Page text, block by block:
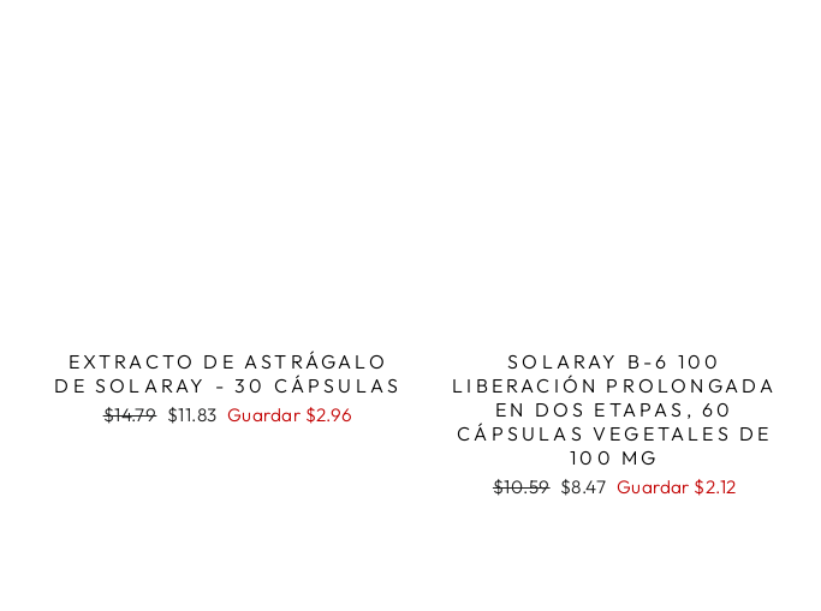
EXTRACTO DE ASTRÁGALO
DE SOLARAY - 30 CÁPSULAS
Precio
$14.79 Precio
$11.83 Guardar $2.96
SOLARAY B-6 100
LIBERACIÓN PROLONGADA
EN DOS ETAPAS, 60
CÁPSULAS VEGETALES DE
100 MG
Precio
$10.59 Precio
$8.47 Guardar $2.12